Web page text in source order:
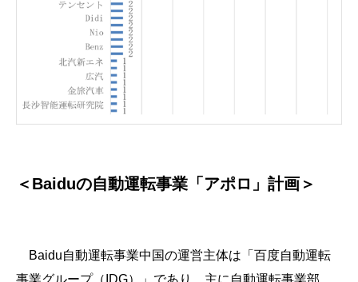
＜Baiduの自動運転事業「アポロ」計画＞
Baidu自動運転事業中国の運営主体は「百度自動運転
事業グループ（IDG）」であり、主に自動運転事業部